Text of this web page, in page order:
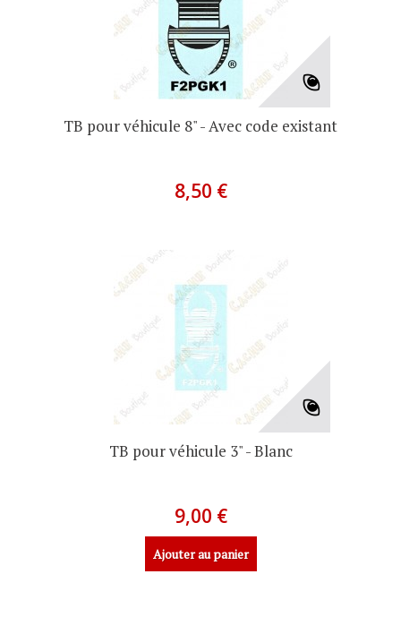
TB pour véhicule 8" - Avec code existant
8,50 €
TB pour véhicule 3" - Blanc
9,00 €
Ajouter au panier